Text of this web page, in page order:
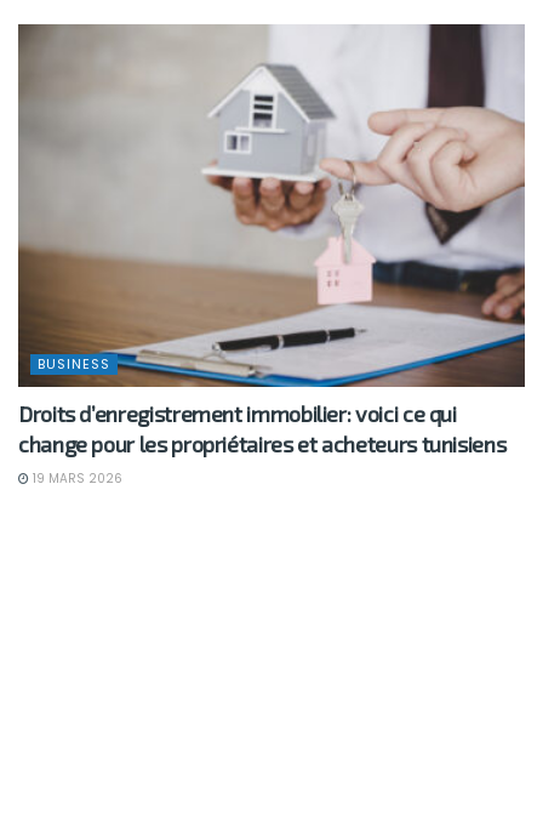
BUSINESS
Droits d’enregistrement immobilier: voici ce qui
change pour les propriétaires et acheteurs tunisiens
19 MARS 2026